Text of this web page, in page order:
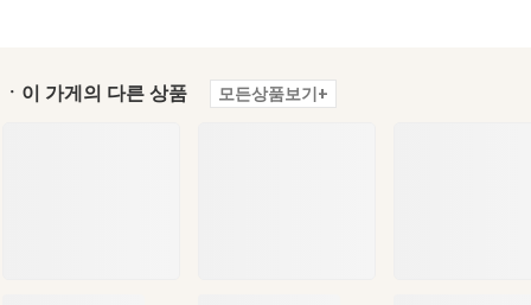
ㆍ이 가게의 다른 상품 모든상품보기+